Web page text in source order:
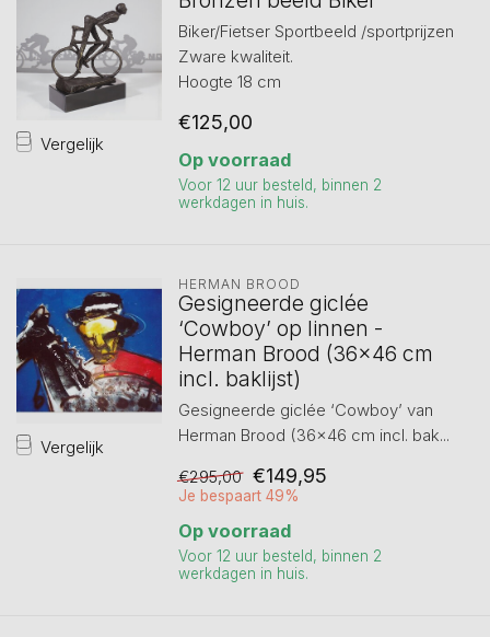
Vergelijk
Biker/Fietser Sportbeeld /sportprijzen
Zware kwaliteit.
Hoogte 18 cm
€125,00
Op voorraad
Voor 12 uur besteld, binnen 2
werkdagen in huis.
Vergelijk
HERMAN BROOD
Gesigneerde giclée
‘Cowboy’ op linnen -
Herman Brood (36×46 cm
incl. baklijst)
Gesigneerde giclée ‘Cowboy’ van
Herman Brood (36×46 cm incl. bak...
€295,00 €149,95
Je bespaart 49%
Op voorraad
Voor 12 uur besteld, binnen 2
werkdagen in huis.